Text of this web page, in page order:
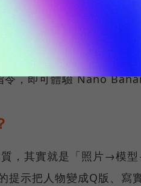
下點擊Generate
令，即可體驗 Nano
，其實就是「照片→模
提示把人物變成Q版、寫